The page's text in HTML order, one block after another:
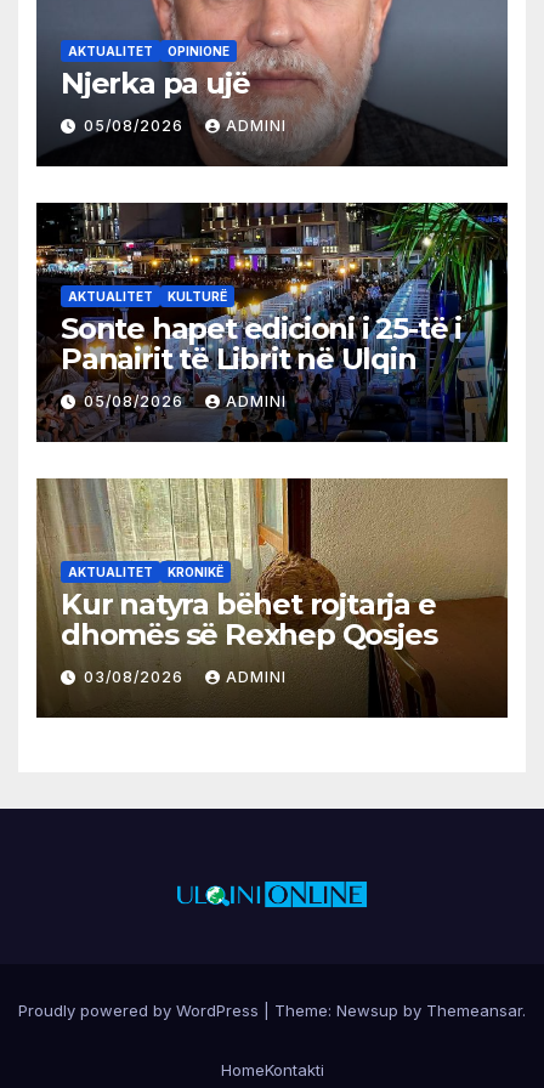
AKTUALITET OPINIONE
Njerka pa ujë
05/08/2026 ADMINI
AKTUALITET KULTURË
Sonte hapet edicioni i 25-të i
Panairit të Librit në Ulqin
05/08/2026 ADMINI
AKTUALITET KRONIKË
Kur natyra bëhet rojtarja e
dhomës së Rexhep Qosjes
03/08/2026 ADMINI
Proudly powered by WordPress Theme: Newsup by Themeansar.
HomeKontakti